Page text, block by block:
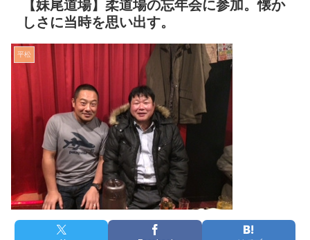
【妹尾道場】柔道場の忘年会に参加。懐か
しさに当時を思い出す。
平松